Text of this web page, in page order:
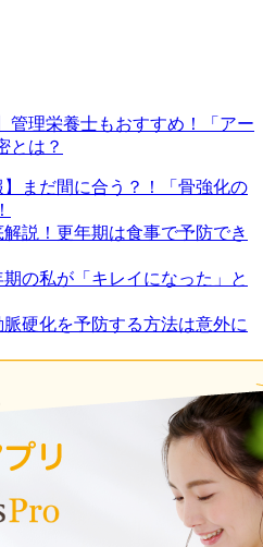
管理栄養士もおすすめ！「アー
とは？
】まだ間に合う？！「骨強化の
解説！更年期は食事で予防でき
の私が「キレイになった」と
脈硬化を予防する方法は意外に